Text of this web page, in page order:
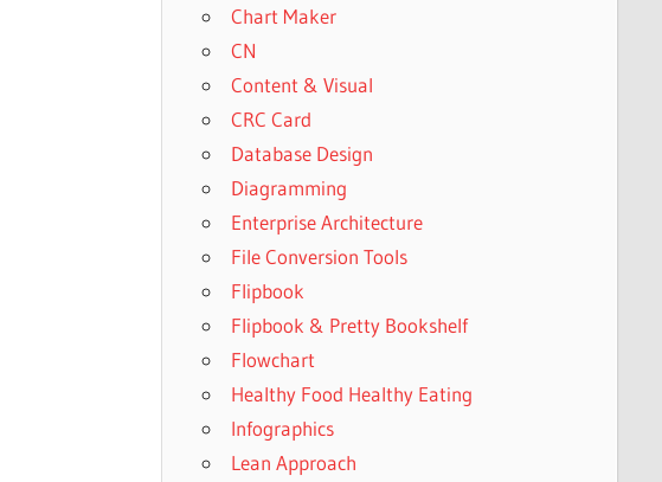
Chart Maker
CN
Content & Visual
CRC Card
Database Design
Diagramming
Enterprise Architecture
File Conversion Tools
Flipbook
Flipbook & Pretty Bookshelf
Flowchart
Healthy Food Healthy Eating
Infographics
Lean Approach